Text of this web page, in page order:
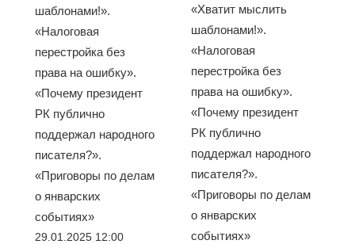
шаблонами!».
«Налоговая
перестройка без
права на ошибку».
«Почему президент
РК публично
поддержал народного
писателя?».
«Приговоры по делам
о январских
событиях»
29.01.2025 12:00
«Хватит мыслить
шаблонами!».
«Налоговая
перестройка без
права на ошибку».
«Почему президент
РК публично
поддержал народного
писателя?».
«Приговоры по делам
о январских
событиях»